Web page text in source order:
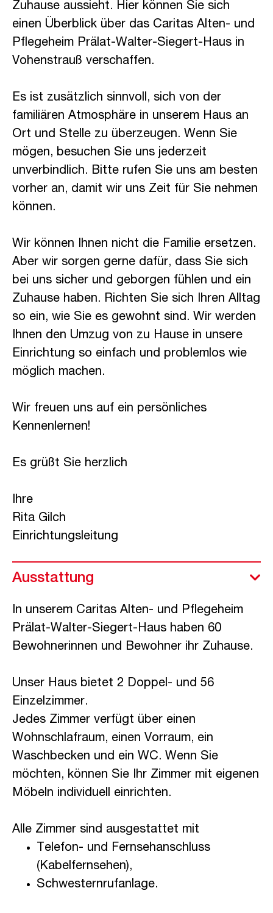
Zuhause aussieht. Hier können Sie sich
einen Überblick über das Caritas Alten- und
Pflegeheim Prälat-Walter-Siegert-Haus in
Vohenstrauß verschaffen.
Es ist zusätzlich sinnvoll, sich von der
familiären Atmosphäre in unserem Haus an
Ort und Stelle zu überzeugen. Wenn Sie
mögen, besuchen Sie uns jederzeit
unverbindlich. Bitte rufen Sie uns am besten
vorher an, damit wir uns Zeit für Sie nehmen
können.
Wir können Ihnen nicht die Familie ersetzen.
Aber wir sorgen gerne dafür, dass Sie sich
bei uns sicher und geborgen fühlen und ein
Zuhause haben. Richten Sie sich Ihren Alltag
so ein, wie Sie es gewohnt sind. Wir werden
Ihnen den Umzug von zu Hause in unsere
Einrichtung so einfach und problemlos wie
möglich machen.
Wir freuen uns auf ein persönliches
Kennenlernen!
Es grüßt Sie herzlich
Ihre
Rita Gilch
Einrichtungsleitung
Ausstattung
In unserem Caritas Alten- und Pflegeheim
Prälat-Walter-Siegert-Haus haben 60
Bewohnerinnen und Bewohner ihr Zuhause.
Unser Haus bietet 2 Doppel- und 56
Einzelzimmer.
Jedes Zimmer verfügt über einen
Wohnschlafraum, einen Vorraum, ein
Waschbecken und ein WC. Wenn Sie
möchten, können Sie Ihr Zimmer mit eigenen
Möbeln individuell einrichten.
Alle Zimmer sind ausgestattet mit
Telefon- und Fernsehanschluss
(Kabelfernsehen),
Schwesternrufanlage.